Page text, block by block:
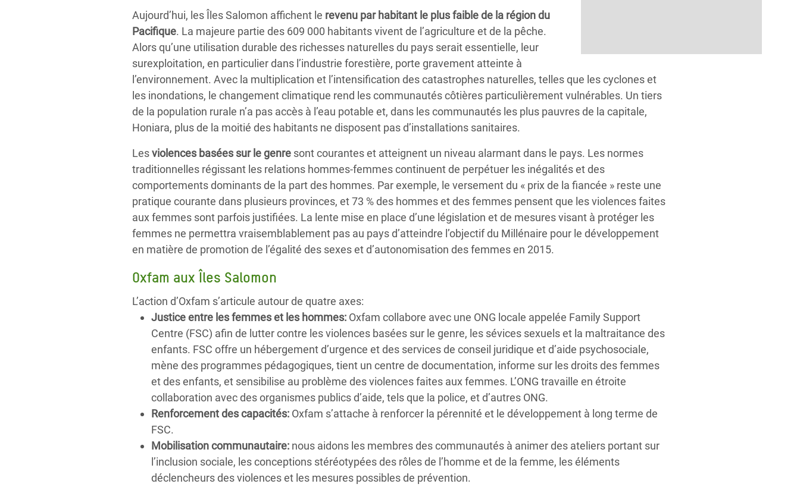
Aujourd’hui, les Îles Salomon affichent le revenu par habitant le plus faible de la région du
Pacifique. La majeure partie des 609 000 habitants vivent de l’agriculture et de la pêche.
Alors qu’une utilisation durable des richesses naturelles du pays serait essentielle, leur
surexploitation, en particulier dans l’industrie forestière, porte gravement atteinte à
l’environnement. Avec la multiplication et l’intensification des catastrophes naturelles, telles que les cyclones et
les inondations, le changement climatique rend les communautés côtières particulièrement vulnérables. Un tiers
de la population rurale n’a pas accès à l’eau potable et, dans les communautés les plus pauvres de la capitale,
Honiara, plus de la moitié des habitants ne disposent pas d’installations sanitaires.
Lesviolences basées sur le genre sont courantes et atteignent un niveau alarmant dans le pays. Les normes
traditionnelles régissant les relations hommes-femmes continuent de perpétuer les inégalités et des
comportements dominants de la part des hommes. Par exemple, le versement du « prix de la fiancée » reste une
pratique courante dans plusieurs provinces, et 73 % des hommes et des femmes pensent que les violences faites
aux femmes sont parfois justifiées. La lente mise en place d’une législation et de mesures visant à protéger les
femmes ne permettra vraisemblablement pas au pays d’atteindre l’objectif du Millénaire pour le développement
en matière de promotion de l’égalité des sexes et d’autonomisation des femmes en 2015.
Oxfam aux Îles Salomon
L’action d’Oxfam s’articule autour de quatre axes:
Justice entre les femmes et les hommes: Oxfam collabore avec une ONG locale appelée Family Support
Centre (FSC) afin de lutter contre les violences basées sur le genre, les sévices sexuels et la maltraitance des
enfants. FSC offre un hébergement d’urgence et des services de conseil juridique et d’aide psychosociale,
mène des programmes pédagogiques, tient un centre de documentation, informe sur les droits des femmes
et des enfants, et sensibilise au problème des violences faites aux femmes. L’ONG travaille en étroite
collaboration avec des organismes publics d’aide, tels que la police, et d’autres ONG.
Renforcement des capacités: Oxfam s’attache à renforcer la pérennité et le développement à long terme de
FSC.
Mobilisation communautaire: nous aidons les membres des communautés à animer des ateliers portant sur
l’inclusion sociale, les conceptions stéréotypées des rôles de l’homme et de la femme, les éléments
déclencheurs des violences et les mesures possibles de prévention.